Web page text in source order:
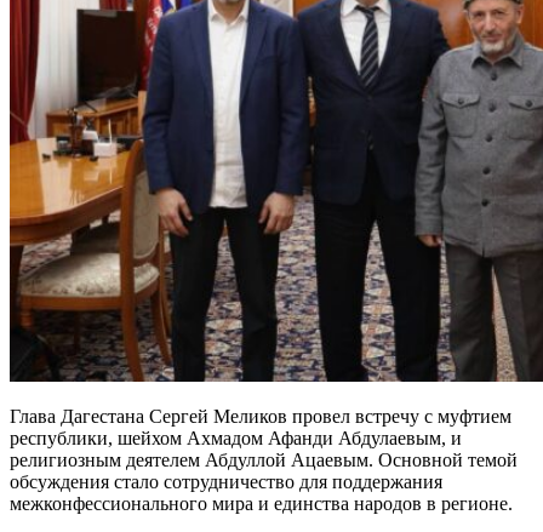
Глава Дагестана Сергей Меликов провел встречу с муфтием
республики, шейхом Ахмадом Афанди Абдулаевым, и
религиозным деятелем Абдуллой Ацаевым. Основной темой
обсуждения стало сотрудничество для поддержания
межконфессионального мира и единства народов в регионе.